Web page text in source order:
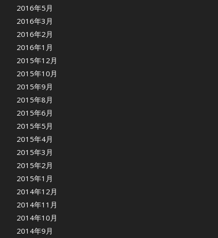
2016年5月
2016年3月
2016年2月
2016年1月
2015年12月
2015年10月
2015年9月
2015年8月
2015年6月
2015年5月
2015年4月
2015年3月
2015年2月
2015年1月
2014年12月
2014年11月
2014年10月
2014年9月